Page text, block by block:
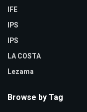
IFE
IPS
IPS
LA COSTA
Lezama
Browse by Tag